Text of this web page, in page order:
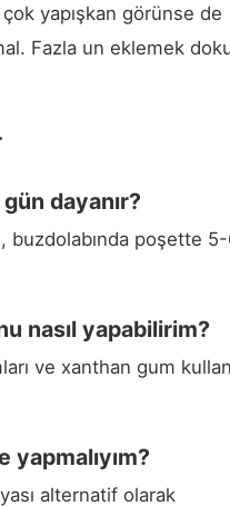
yapışkan görünse de
Fazla un eklemek
dayanır?
buzdolabında poşette
nasıl yapabilirim?
ve xanthan gum
yapmalıyım?
alternatif olarak